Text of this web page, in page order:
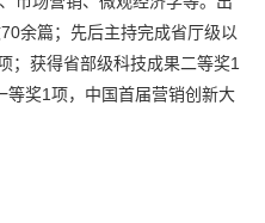
余篇；先后主持完成省厅级以
；获得省部级科技成果二等奖1
等奖1项，中国首届营销创新大